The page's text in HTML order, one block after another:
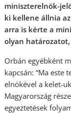
miniszterelnök-
ki kellene állnia
arra is kérte a
olyan
Orbán egyébként
kapcsán: “Ma este
elnökével a kelet-
Magyarország
egyeztetések